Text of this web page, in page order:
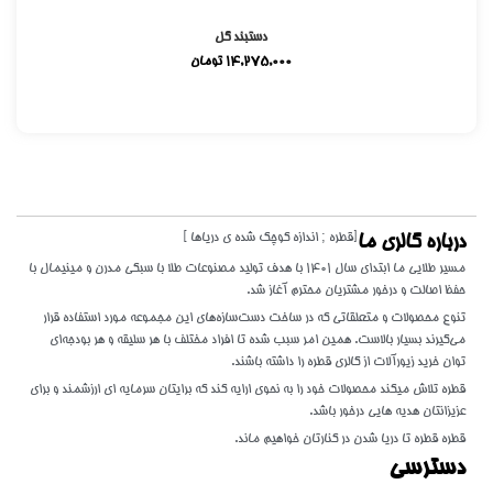
دستبند گل
14,275,000 تومان
درباره گالری ما [قطره ; اندازه کوچک شده ی دریاها ]
مسیر طلایی ما ابتدای سال 1401 با هدف تولید مصنوعات طلا با سبکی مدرن و مینیمال با
حفظ اصالت و درخور مشتریان محترم آغاز شد.
تنوع محصولات و متعلقاتی که در ساخت دست‌سازه‌های این مجموعه مورد استفاده قرار
می‌گیرند بسیار بالاست. همین امر سبب شده تا افراد مختلف با هر سلیقه و هر بودجه‌ای
توان خرید زیورآلات از گالری قطره را داشته باشند.
قطره تلاش میکند محصولات خود را به نحوی ارایه کند که برایتان سرمایه ای ارزشمند و برای
عزیزانتان هدیه هایی درخور باشد.
قطره قطره تا دریا شدن در کنارتان خواهیم ماند.
دسترسی